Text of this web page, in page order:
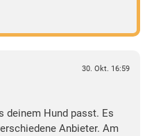
30. Okt. 16:59
deinem Hund passt. Es
Anbieter. Am